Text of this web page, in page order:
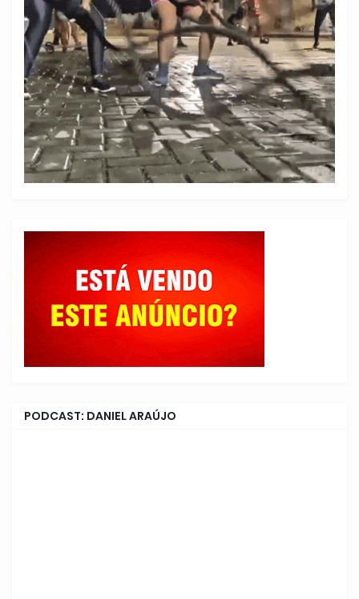
PODCAST: DANIEL ARAÚJO